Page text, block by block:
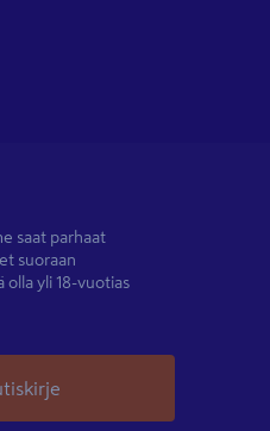
saat parhaat
suoraan
olla yli 18-vuotias